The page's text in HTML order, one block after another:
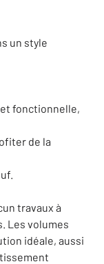
un style
fonctionnelle,
de la
travaux à
Les volumes
idéale, aussi